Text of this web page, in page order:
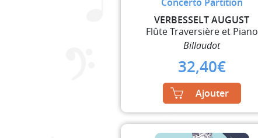
VERBESSELT AUGUST
Flûte Traversière et Piano
Billaudot
32,40€
Ajouter